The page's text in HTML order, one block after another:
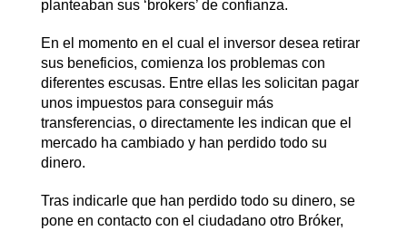
planteaban sus ‘brokers’ de confianza.
En el momento en el cual el inversor desea retirar
sus beneficios, comienza los problemas con
diferentes escusas. Entre ellas les solicitan pagar
unos impuestos para conseguir más
transferencias, o directamente les indican que el
mercado ha cambiado y han perdido todo su
dinero.
Tras indicarle que han perdido todo su dinero, se
pone en contacto con el ciudadano otro Bróker,